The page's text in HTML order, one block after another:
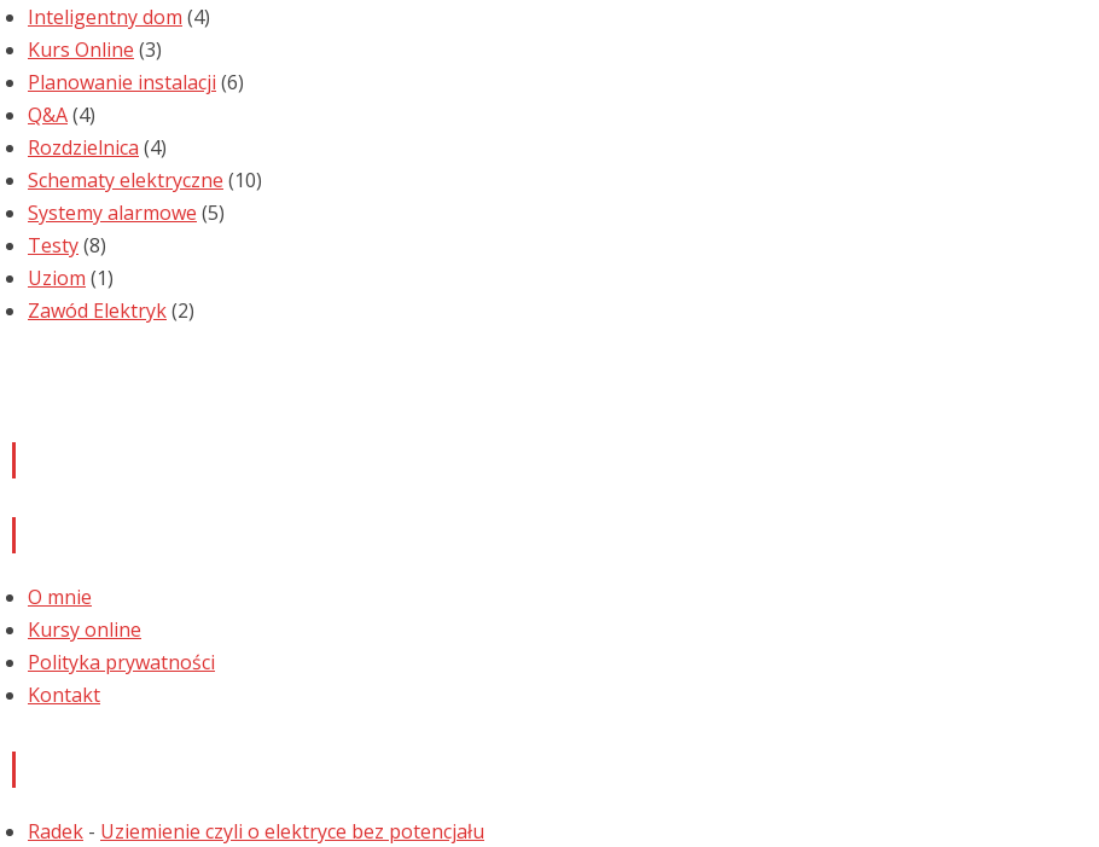
Inteligentny dom (4)
Kurs Online (3)
Planowanie instalacji (6)
Q&A(4)
Rozdzielnica (4)
Schematy elektryczne (10)
Systemy alarmowe (5)
Testy(8)
Uziom (1)
Zawód Elektryk(2)
O mnie
Kursy online
Polityka prywatności
Kontakt
Radek - Uziemienie czyli o elektryce bez potencjału